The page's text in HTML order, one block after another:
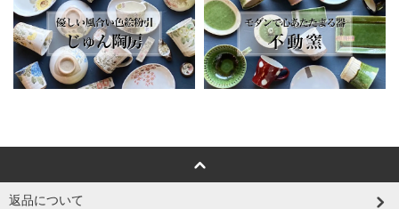
返品について